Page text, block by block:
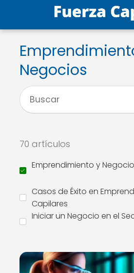
Negocios
70 artículos
Emprendimiento y
Casos de Éxito en
Capilares
Iniciar un Negocio en el